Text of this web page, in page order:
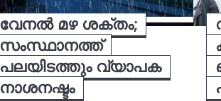
വേനൽ മഴ ശക്തം;
സംസ്ഥാനത്ത്
പലയിടത്തും വ്യാപക
നാശനഷ്ടം